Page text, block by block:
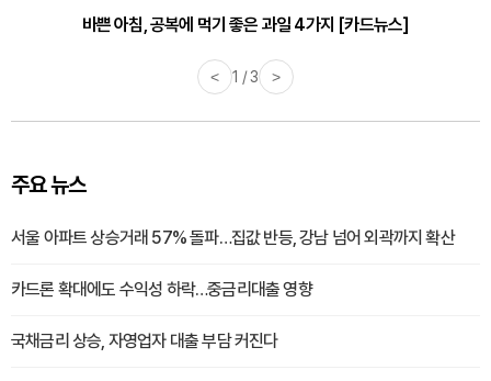
바쁜 아침, 공복에 먹기 좋은 과일 4가지 [카드뉴스]
< 1 / 3 >
주요 뉴스
서울 아파트 상승거래 57% 돌파…집값 반등, 강남 넘어 외곽까지 확산
카드론 확대에도 수익성 하락…중금리대출 영향
국채금리 상승, 자영업자 대출 부담 커진다